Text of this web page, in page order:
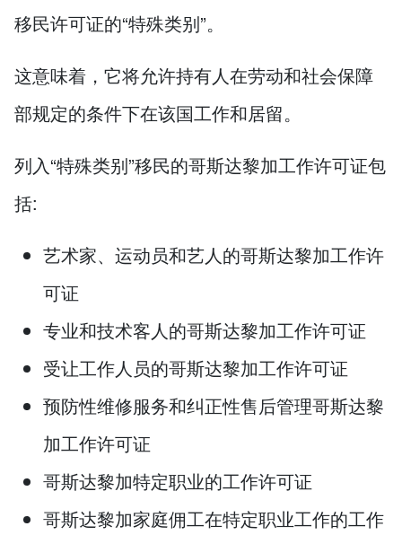
移民许可证的“特殊类别”。
这意味着，它将允许持有人在劳动和社会保障
部规定的条件下在该国工作和居留。
列入“特殊类别”移民的哥斯达黎加工作许可证包
括:
艺术家、运动员和艺人的哥斯达黎加工作许
可证
专业和技术客人的哥斯达黎加工作许可证
受让工作人员的哥斯达黎加工作许可证
预防性维修服务和纠正性售后管理哥斯达黎
加工作许可证
哥斯达黎加特定职业的工作许可证
哥斯达黎加家庭佣工在特定职业工作的工作